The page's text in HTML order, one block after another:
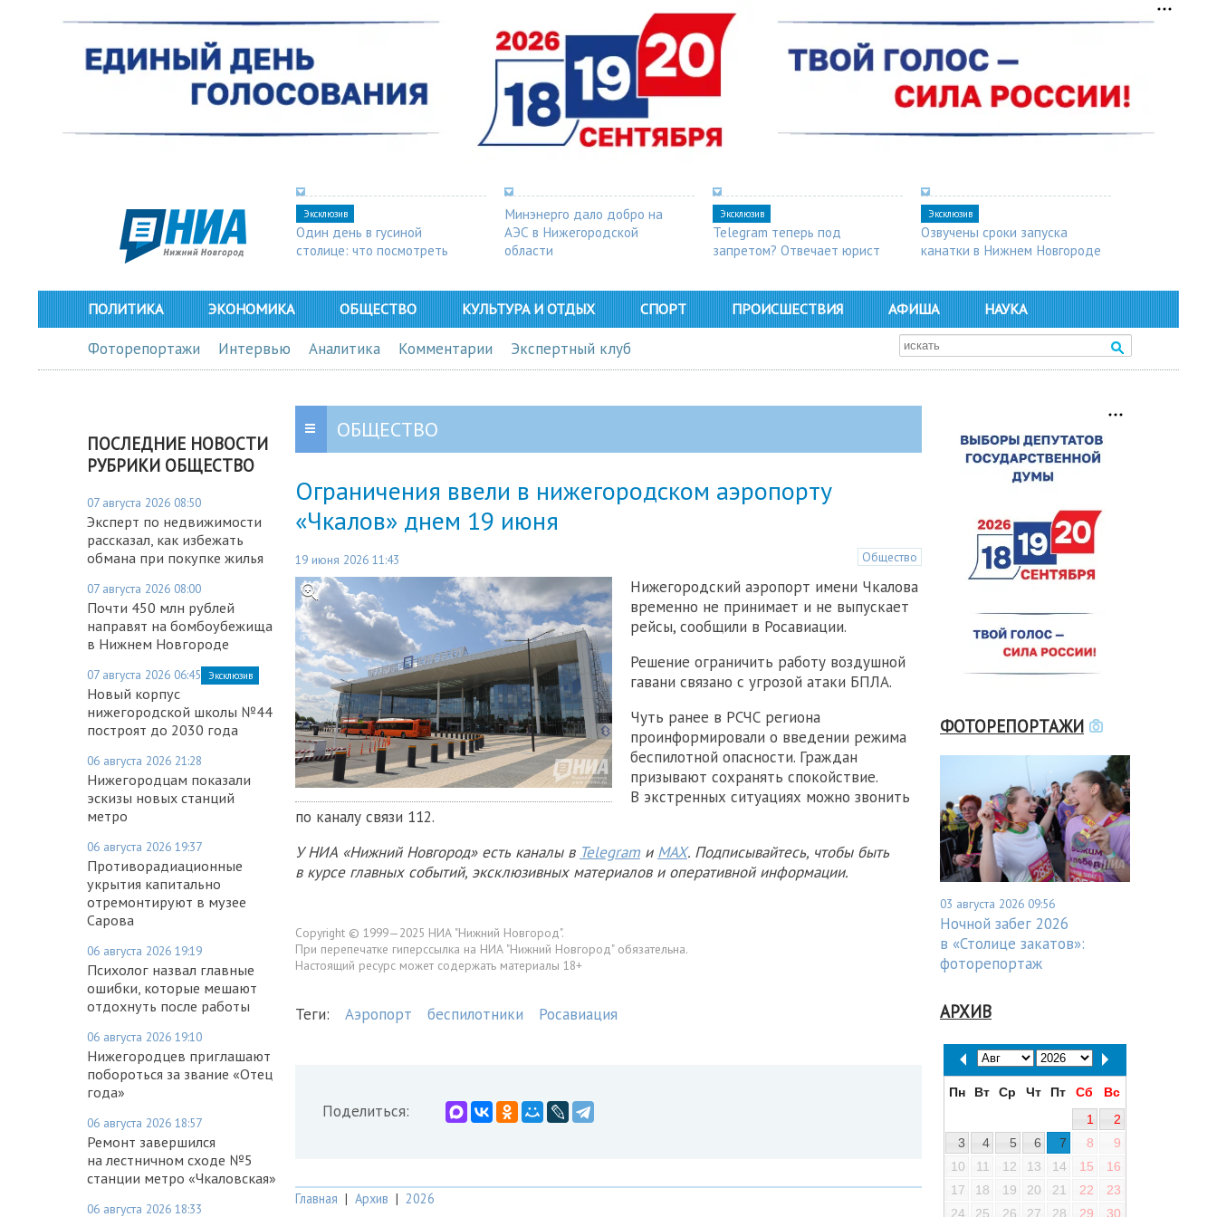
Эксклюзив
Один день в гусиной
столице: что посмотреть
Минэнерго дало добро на
АЭС в Нижегородской
области
Эксклюзив
Telegram теперь под
запретом? Отвечает юрист
Эксклюзив
Озвучены сроки запуска
канатки в Нижнем Новгороде
ПОЛИТИКА ЭКОНОМИКА ОБЩЕСТВО КУЛЬТУРА И ОТДЫХ СПОРТ ПРОИСШЕСТВИЯ АФИША НАУКА
Фоторепортажи Интервью Аналитика Комментарии Экспертный клуб
ПОСЛЕДНИЕ НОВОСТИ
РУБРИКИ ОБЩЕСТВО
07 августа 2026 08:50
Эксперт по недвижимости
рассказал, как избежать
обмана при покупке жилья
07 августа 2026 08:00
Почти 450 млн рублей
направят на бомбоубежища
в Нижнем Новгороде
07 августа 2026 06:45 Эксклюзив
Новый корпус
нижегородской школы №44
построят до 2030 года
06 августа 2026 21:28
Нижегородцам показали
эскизы новых станций
метро
06 августа 2026 19:37
Противорадиационные
укрытия капитально
отремонтируют в музее
Сарова
06 августа 2026 19:19
Психолог назвал главные
ошибки, которые мешают
отдохнуть после работы
06 августа 2026 19:10
Нижегородцев приглашают
побороться за звание «Отец
года»
06 августа 2026 18:57
Ремонт завершился
на лестничном сходе №5
станции метро «Чкаловская»
06 августа 2026 18:33
ОБЩЕСТВО
Ограничения ввели в нижегородском аэропорту
«Чкалов» днем 19 июня
19 июня 2026 11:43 Общество
Нижегородский аэропорт имени Чкалова
временно не принимает и не выпускает
рейсы, сообщили в Росавиации.
Решение ограничить работу воздушной
гавани связано с угрозой атаки БПЛА.
Чуть ранее в РСЧС региона
проинформировали о введении режима
беспилотной опасности. Граждан
призывают сохранять спокойствие.
В экстренных ситуациях можно звонить
по каналу связи 112.
У НИА «Нижний Новгород» есть каналы в Telegram и MAX. Подписывайтесь, чтобы быть
в курсе главных событий, эксклюзивных материалов и оперативной информации.
Copyright © 1999—2025 НИА "Нижний Новгород".
При перепечатке гиперссылка на НИА "Нижний Новгород" обязательна.
Настоящий ресурс может содержать материалы 18+
Теги: Аэропорт беспилотники Росавиация
Поделиться:
Главная | Архив | 2026
ФОТОРЕПОРТАЖИ
03 августа 2026 09:56
Ночной забег 2026
в «Столице закатов»:
фоторепортаж
АРХИВ
Пн Вт Ср Чт Пт Сб
Вс
1
2
3
4 5 6 7 8
9
10
11 12 13 14 15
16
17
18 19 20 21 22
23
24
25 26 27 28 29 30